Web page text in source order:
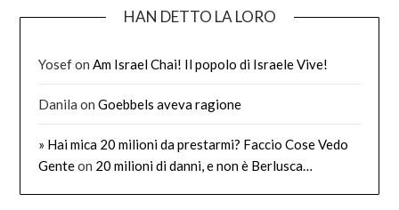
HAN DETTO LA LORO
YosefonAm Israel Chai! Il popolo di Israele Vive!
Danila onGoebbels aveva ragione
» Hai mica 20 milioni da prestarmi? Faccio Cose Vedo
Genteon 20 milioni di danni, e non è Berlusca…